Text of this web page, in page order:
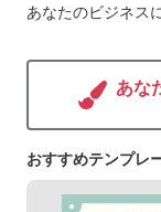
あなたのビジネス
あな
おすすめテンプレ